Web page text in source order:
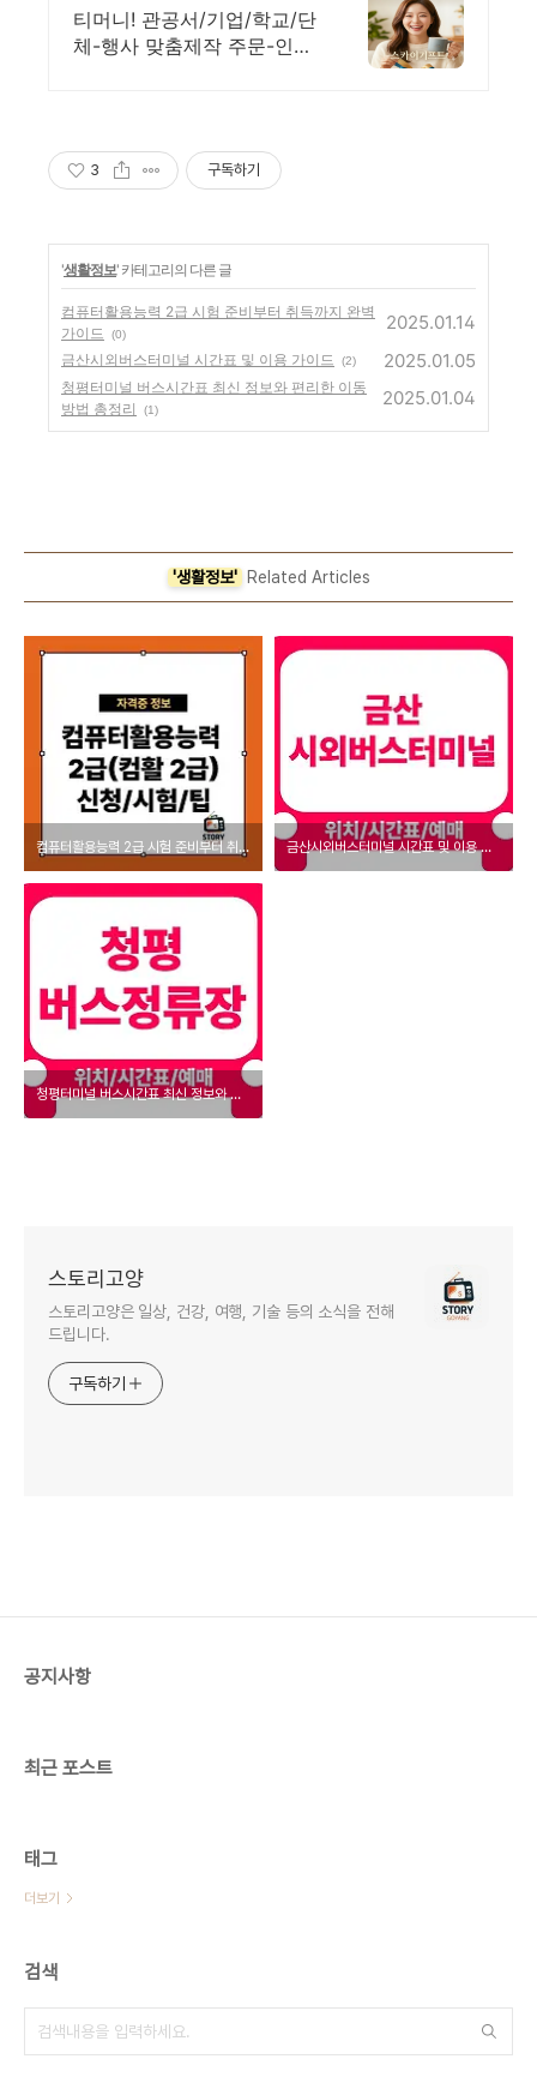
공기관 우선구매 대상기
업
티머니! 관공서/기업/학교/단
체-행사 맞춤제작 주문-인
3 구독하기
'생활정보' 카테고리의 다른 글
컴퓨터활용능력 2급 시험 준비부터 취득까지 완벽
가이드
(0)
2025.01.14
금산시외버스터미널 시간표 및 이용 가이드 (2) 2025.01.05
청평터미널 버스시간표 최신 정보와 편리한 이동
방법 총정리
(1)
2025.01.04
'생활정보' Related Articles
컴퓨터활용능력 2급 시험 준비부터 취득까지 완벽 가이드 금산시외버스터미널 시간표 및 이용 가이드
청평터미널 버스시간표 최신 정보와 편리한 이동 방법 총정리
스토리고양
스토리고양은 일상, 건강, 여행, 기술 등의 소식을 전해
드립니다.
구독하기
공지사항
최근 포스트
태그
더보기
검색